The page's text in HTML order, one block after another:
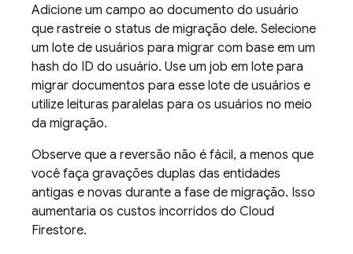
Adicione um campo ao documento do usuário
que rastreie o status de migração dele. Selecione
um lote de usuários para migrar com base em um
hash do ID do usuário. Use um job em lote para
migrar documentos para esse lote de usuários e
utilize leituras paralelas para os usuários no meio
da migração.
Observe que a reversão não é fácil, a menos que
você faça gravações duplas das entidades
antigas e novas durante a fase de migração. Isso
aumentaria os custos incorridos do Cloud
Firestore.